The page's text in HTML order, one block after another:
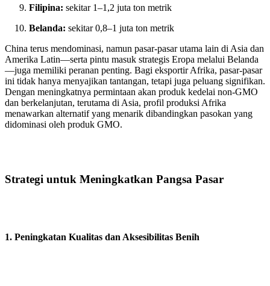
Filipina: sekitar 1–1,2 juta ton metrik
Belanda: sekitar 0,8–1 juta ton metrik
China terus mendominasi, namun pasar-pasar utama lain di Asia dan
Amerika Latin—serta pintu masuk strategis Eropa melalui Belanda
—juga memiliki peranan penting. Bagi eksportir Afrika, pasar-pasar
ini tidak hanya menyajikan tantangan, tetapi juga peluang signifikan.
Dengan meningkatnya permintaan akan produk kedelai non‑GMO
dan berkelanjutan, terutama di Asia, profil produksi Afrika
menawarkan alternatif yang menarik dibandingkan pasokan yang
didominasi oleh produk GMO.
Strategi untuk Meningkatkan Pangsa Pasar
1. Peningkatan Kualitas dan Aksesibilitas Benih